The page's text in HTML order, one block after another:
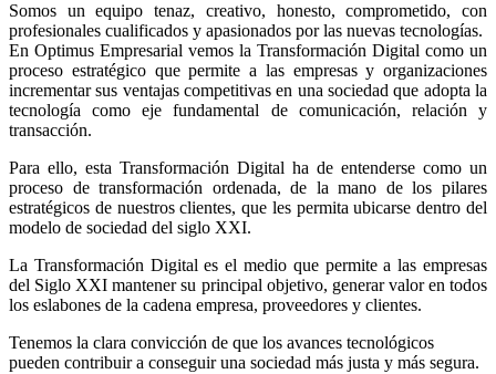
Somos un equipo tenaz, creativo, honesto, comprometido, con
profesionales cualificados y apasionados por las nuevas tecnologías.
En Optimus Empresarial vemos la Transformación Digital como un
proceso estratégico que permite a las empresas y organizaciones
incrementar sus ventajas competitivas en una sociedad que adopta la
tecnología como eje fundamental de comunicación, relación y
transacción.
Para ello, esta Transformación Digital ha de entenderse como un
proceso de transformación ordenada, de la mano de los pilares
estratégicos de nuestros clientes, que les permita ubicarse dentro del
modelo de sociedad del siglo XXI.
La Transformación Digital es el medio que permite a las empresas
del Siglo XXI mantener su principal objetivo, generar valor en todos
los eslabones de la cadena empresa, proveedores y clientes.
Tenemos la clara convicción de que los avances tecnológicos
pueden contribuir a conseguir una sociedad más justa y más segura.